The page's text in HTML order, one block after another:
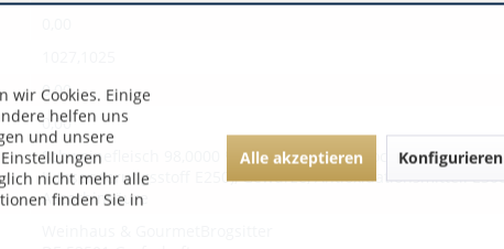
0,00
0,00
Schweinefleisch 98,0000 %, Nitritpökelsalz (Kochsalz,
Konservierungsstoff E250), Gewürze, Antioxidationsmittel: E300
Ascorbinsäure
wir Cookies. Einige
helfen uns
und unsere
nicht mehr alle
finden Sie in
Alle akzeptieren Konfigurieren